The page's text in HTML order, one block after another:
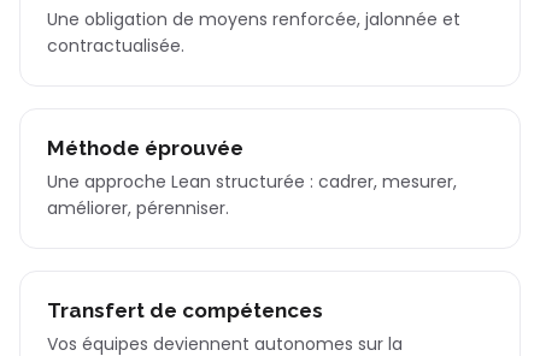
Une obligation de moyens renforcée, jalonnée et
contractualisée.
Méthode éprouvée
Une approche Lean structurée : cadrer, mesurer,
améliorer, pérenniser.
Transfert de compétences
Vos équipes deviennent autonomes sur la